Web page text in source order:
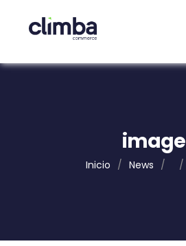
image
Inicio / News / /